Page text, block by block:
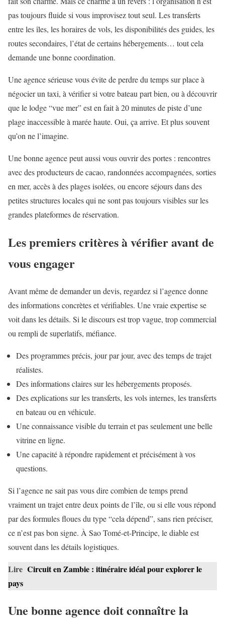
pas toujours fluide si vous improvisez tout seul. Les transferts
entre les îles, les horaires de vols, les disponibilités des guides, les
routes secondaires, l’état de certains hébergements… tout cela
demande une bonne coordination.
Une agence sérieuse vous évite de perdre du temps sur place à
négocier un taxi, à vérifier si votre bateau part bien, ou à découvrir
que le lodge “vue mer” est en fait à 20 minutes de piste d’une
plage inaccessible à marée haute. Oui, ça arrive. Et plus souvent
qu’on ne l’imagine.
Une bonne agence peut aussi vous ouvrir des portes : rencontres
avec des producteurs de cacao, randonnées accompagnées, sorties
en mer, accès à des plages isolées, ou encore séjours dans des
petites structures locales qui ne sont pas toujours visibles sur les
grandes plateformes de réservation.
Les premiers critères à vérifier avant de
vous engager
Avant même de demander un devis, regardez si l’agence donne
des informations concrètes et vérifiables. Une vraie expertise se
voit dans les détails. Si le discours est trop vague, trop commercial
ou rempli de superlatifs, méfiance.
Des programmes précis, jour par jour, avec des temps de trajet
réalistes.
Des informations claires sur les hébergements proposés.
Des explications sur les transferts, les vols internes, les transferts
en bateau ou en véhicule.
Une connaissance visible du terrain et pas seulement une belle
vitrine en ligne.
Une capacité à répondre rapidement et précisément à vos
questions.
Si l’agence ne sait pas vous dire combien de temps prend
vraiment un trajet entre deux points de l’île, ou si elle vous répond
par des formules floues du type “cela dépend”, sans rien préciser,
ce n’est pas bon signe. À Sao Tomé-et-Principe, le diable est
souvent dans les détails logistiques.
Lire Circuit en Zambie : itinéraire idéal pour explorer le
pays
Une bonne agence doit connaître la